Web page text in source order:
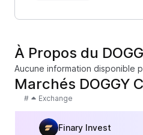
À Propos du
Aucune information disponible
Marchés DOGGY
# Exchange
Finary Invest